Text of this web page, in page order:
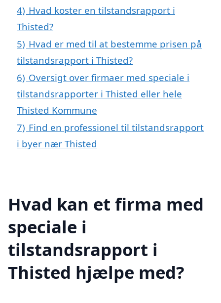
4) Hvad koster en tilstandsrapport i
Thisted?
5) Hvad er med til at bestemme prisen på
tilstandsrapport i Thisted?
6) Oversigt over firmaer med speciale i
tilstandsrapporter i Thisted eller hele
Thisted Kommune
7) Find en professionel til tilstandsrapport
i byer nær Thisted
Hvad kan et firma med
speciale i
tilstandsrapport i
Thisted hjælpe med?